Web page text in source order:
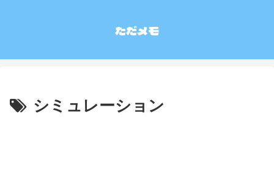
ただメモ
シミュレーション